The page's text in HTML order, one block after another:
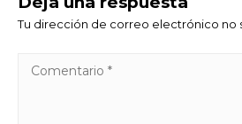
Tu dirección de correo electrónico no